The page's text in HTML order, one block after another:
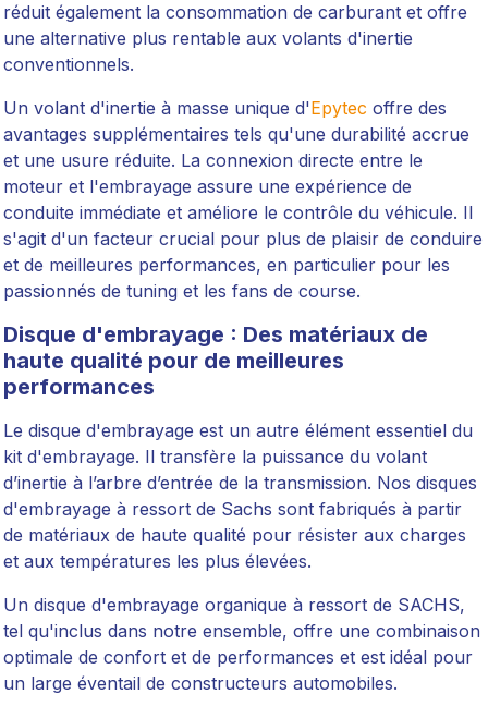
réduit également la consommation de carburant et offre
une alternative plus rentable aux volants d'inertie
conventionnels.
Un volant d'inertie à masse unique d'Epytec offre des
avantages supplémentaires tels qu'une durabilité accrue
et une usure réduite. La connexion directe entre le
moteur et l'embrayage assure une expérience de
conduite immédiate et améliore le contrôle du véhicule. Il
s'agit d'un facteur crucial pour plus de plaisir de conduire
et de meilleures performances, en particulier pour les
passionnés de tuning et les fans de course.
Disque d'embrayage : Des matériaux de
haute qualité pour de meilleures
performances
Le disque d'embrayage est un autre élément essentiel du
kit d'embrayage. Il transfère la puissance du volant
d’inertie à l’arbre d’entrée de la transmission. Nos disques
d'embrayage à ressort de Sachs sont fabriqués à partir
de matériaux de haute qualité pour résister aux charges
et aux températures les plus élevées.
Un disque d'embrayage organique à ressort de SACHS,
tel qu'inclus dans notre ensemble, offre une combinaison
optimale de confort et de performances et est idéal pour
un large éventail de constructeurs automobiles.